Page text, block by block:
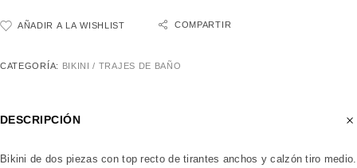
AÑADIR A LA WISHLIST COMPARTIR
CATEGORÍA: BIKINI / TRAJES DE BAÑO
DESCRIPCIÓN
Bikini de dos piezas con top recto de tirantes anchos y calzón tiro medio.